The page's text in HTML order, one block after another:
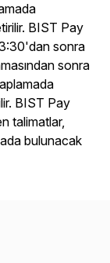
BIST Pay
sonra
sonra
BIST Pay
talimatlar,
bulunacak